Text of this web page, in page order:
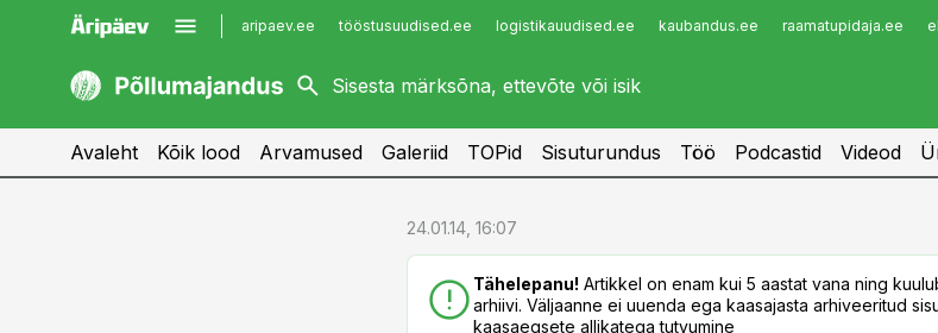
aripaev.ee tööstusuudised.ee logistikauudised.ee kaubandus.ee raamatupidaja.ee
kaubandus.ee
kinnisvarauudised.ee
imelineajalugu.ee
Infopank
Avaleht Kõik lood Arvamused Galeriid TOPid Sisuturundus Töö Podcastid Videod
24.01.14, 16:07
Tähelepanu! Artikkel on enam kui 5 aastat vana ning
arhiivi. Väljaanne ei uuenda ega kaasajasta arhiveeritud
kaasaegsete allikatega tutvumine